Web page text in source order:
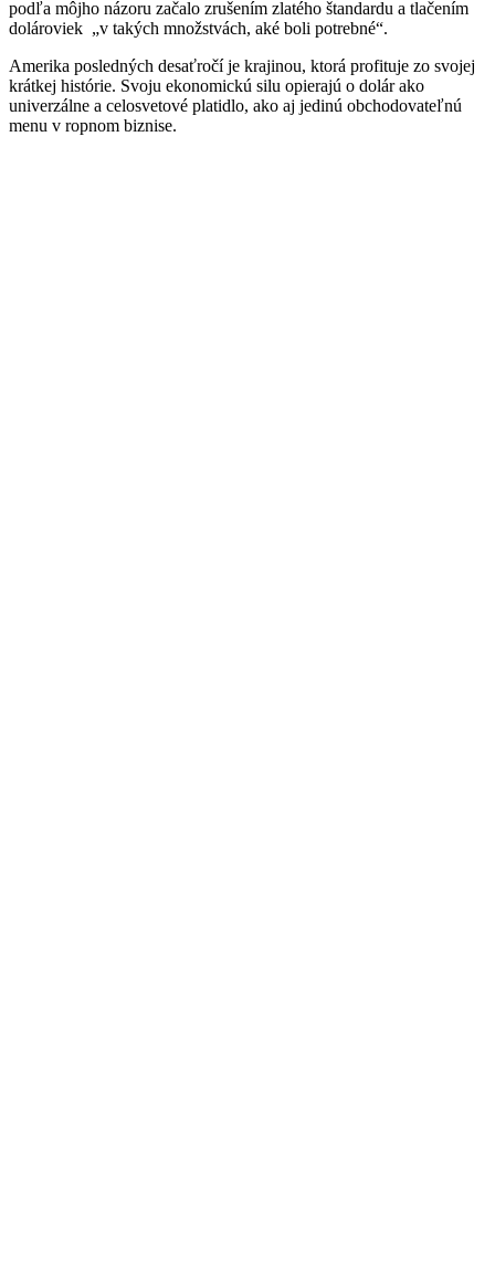
podľa môjho názoru začalo zrušením zlatého štandardu a tlačením
dolároviek „v takých množstvách, aké boli potrebné“.
Amerika posledných desaťročí je krajinou, ktorá profituje zo svojej
krátkej histórie. Svoju ekonomickú silu opierajú o dolár ako
univerzálne a celosvetové platidlo, ako aj jedinú obchodovateľnú
menu v ropnom biznise.